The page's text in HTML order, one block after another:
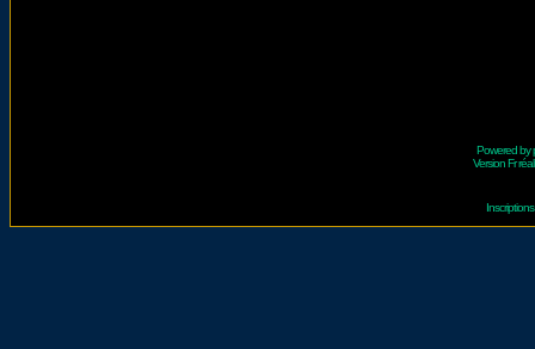
Powered by
Version Fr